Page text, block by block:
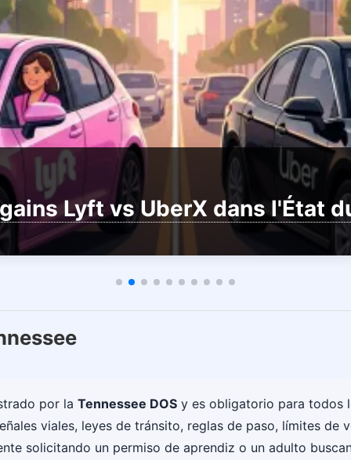
Lyft vs UberX dans l'État
por laTennessee DOS y es obligatorio para todos
viales, leyes de tránsito, reglas de paso, límites de
solicitando un permiso de aprendiz o un adulto